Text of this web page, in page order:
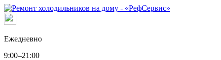
Ежедневно
9:00–21:00